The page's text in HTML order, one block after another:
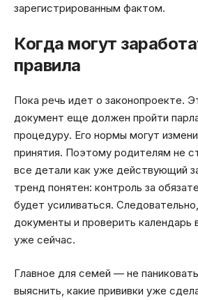
зарегистрированным фактом.
Когда могут
правила
Пока речь идет о законопроекте.
документ еще должен пройти
процедуру. Его нормы могут
принятия. Поэтому родителям не
все детали как уже действующий
тренд понятен: контроль за
будет усиливаться.
документы и проверить календарь
уже сейчас.
Главное для семей — не
выяснить, какие прививки уже